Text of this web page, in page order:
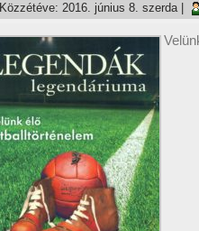
Közzétéve: 2016. június 8. szerda|